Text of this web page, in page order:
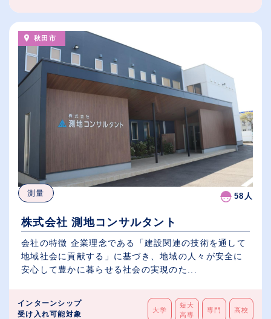
秋田市
測量 58人
株式会社 測地コンサルタント
会社の特徴 企業理念である「建設関連の技術を通して
地域社会に貢献する」に基づき、地域の人々が安全に
安心して豊かに暮らせる社会の実現のた...
インターンシップ
受け入れ可能対象
大学
短大
高専
専門 高校